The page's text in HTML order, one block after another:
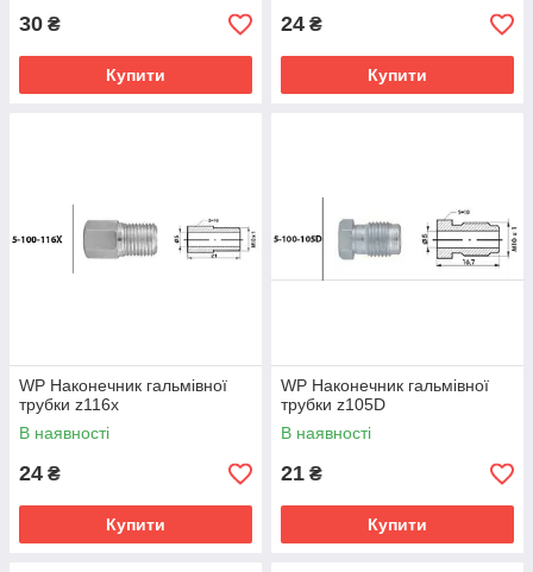
30 ₴
Купити
24 ₴
Купити
WP Наконечник гальмівної
трубки z116x
В наявності
24 ₴
Купити
WP Наконечник гальмівної
трубки z105D
В наявності
21 ₴
Купити